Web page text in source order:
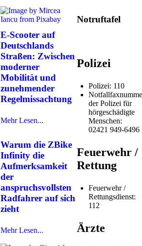
E-Scooter auf
Deutschlands
Straßen: Zwischen
moderner
Mobilität und
zunehmender
Regelmissachtung
Mehr Lesen...
Warum die ZBike
Infinity die
Aufmerksamkeit
der
anspruchsvollsten
Radfahrer auf sich
zieht
Mehr Lesen...
Notruftafel
Polizei
Polizei: 110
der Polizei für
hörgeschädigte
Menschen:
02421 949-6496
Feuerwehr /
Rettung
Feuerwehr /
Rettungsdienst:
112
Ärzte